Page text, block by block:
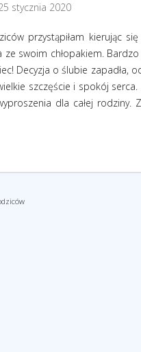
stycznia 2020
przystąpiłam kierując
ze swoim chłopakiem.
Decyzja o ślubie zapadła,
szczęście i spokój
dla całej